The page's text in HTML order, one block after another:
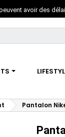
avoir des
Pantalon